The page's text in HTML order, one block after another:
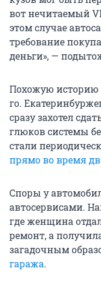
вот нечитаемый
этом случае
требование
деньги», —
Похожую историю
го.
сразу захотел
глюков системы
стали
прямо во время
Споры у
автосервисами.
где женщина
ремонт, а
загадочным
гаража.